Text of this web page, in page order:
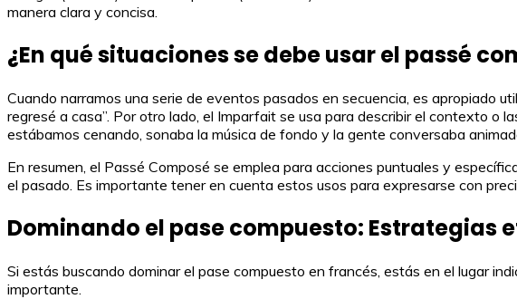
manera clara y concisa.
¿En qué situaciones se debe usar el passé
Cuando narramos una serie de eventos pasados en secuencia, es apropiado
regresé a casa”. Por otro lado, el Imparfait se usa para describir el contexto o
estábamos cenando, sonaba la música de fondo y la gente conversaba
En resumen, el Passé Composé se emplea para acciones puntuales y
el pasado. Es importante tener en cuenta estos usos para expresarse con
Dominando el pase compuesto: Estrategias
Si estás buscando dominar el pase compuesto en francés, estás en el lugar
importante.